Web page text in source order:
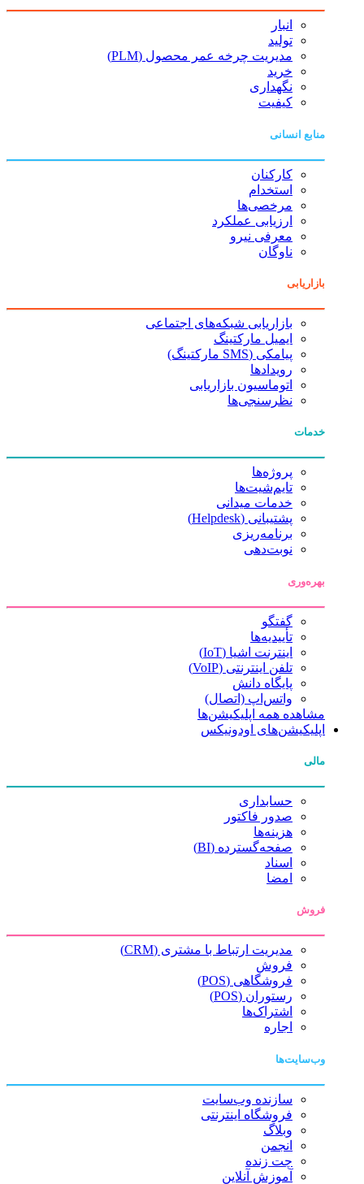
انبار
تولید
مدیریت چرخه عمر محصول (PLM)
خرید
نگهداری
کیفیت
منابع انسانی
کارکنان
استخدام
مرخصی‌ها
ارزیابی عملکرد
معرفی نیرو
ناوگان
بازاریابی
بازاریابی شبکه‌های اجتماعی
ایمیل مارکتینگ
پیامکی (SMS مارکتینگ)
رویدادها
اتوماسیون بازاریابی
نظرسنجی‌ها
خدمات
پروژه‌ها
تایم‌شیت‌ها
خدمات میدانی
پشتیبانی (Helpdesk)
برنامه‌ریزی
نوبت‌دهی
بهره‌وری
گفتگو
تأییدیه‌ها
اینترنت اشیا (IoT)
تلفن اینترنتی (VoIP)
پایگاه دانش
واتس‌اپ (اتصال)
مشاهده همه اپلیکیشن‌ها
اپلیکیشن‌های اودونیکس
مالی
حسابداری
صدور فاکتور
هزینه‌ها
صفحه‌گسترده (BI)
اسناد
امضا
فروش
مدیریت ارتباط با مشتری (CRM)
فروش
فروشگاهی (POS)
رستوران (POS)
اشتراک‌ها
اجاره
وب‌سایت‌ها
سازنده وب‌سایت
فروشگاه اینترنتی
وبلاگ
انجمن
چت زنده
آموزش آنلاین